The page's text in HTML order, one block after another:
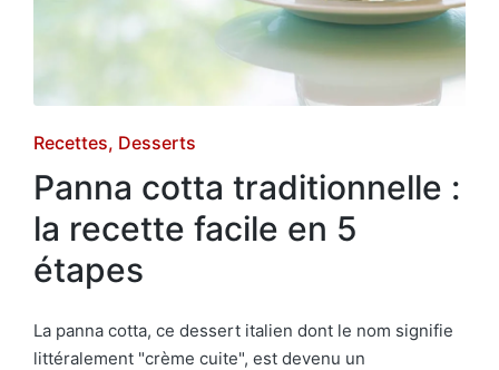
Posted
in
Recettes Desserts
Panna cotta traditionnelle :
la recette facile en 5
étapes
La panna cotta, ce dessert italien dont le nom signifie
littéralement "crème cuite", est devenu un